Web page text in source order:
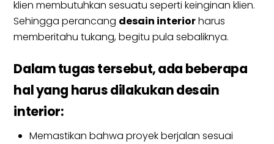
klien membutuhkan sesuatu seperti keinginan klien.
Sehingga perancang desain interiorharus
memberitahu tukang, begitu pula sebaliknya.
Dalam tugas tersebut, ada beberapa
hal yang harus dilakukan desain
interior:
Memastikan bahwa proyek berjalan sesuai